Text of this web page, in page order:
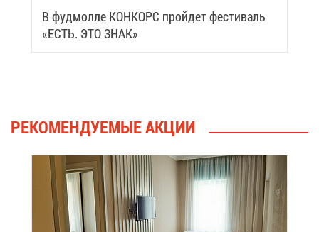
В фуд­мол­ле КОН­КОРС прой­дет фе­сти­валь
«ЕСТЬ. ЭТО ЗНАК»
РЕ­КО­МЕН­ДУ­Е­МЫЕ АК­ЦИИ